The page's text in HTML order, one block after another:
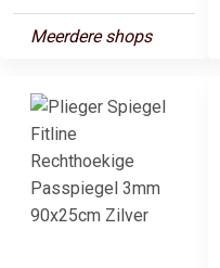
Meerdere shops